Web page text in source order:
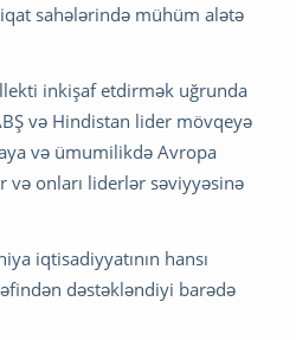
sahələrində mühüm alətə
inkişaf etdirmək uğrunda
və Hindistan lider mövqeyə
və ümumilikdə Avropa
və onları liderlər səviyyəsinə
iqtisadiyyatının hansı
dəstəkləndiyi barədə